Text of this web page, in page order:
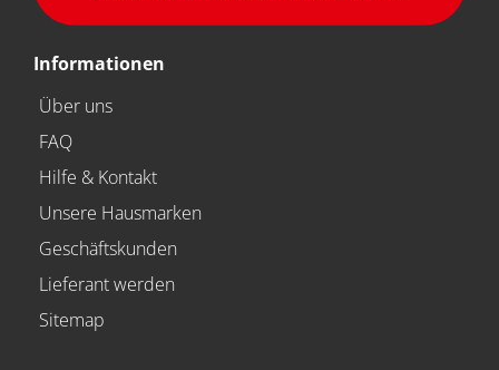
Informationen
Über uns
FAQ
Hilfe & Kontakt
Unsere Hausmarken
Geschäftskunden
Lieferant werden
Sitemap